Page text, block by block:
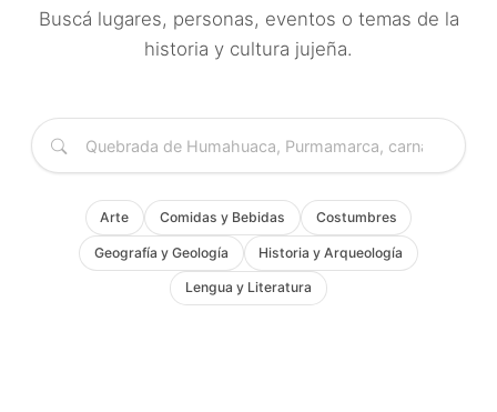
Buscá lugares, personas, eventos o temas de la
historia y cultura jujeña.
Arte Comidas y Bebidas Costumbres
Geografía y Geología Historia y Arqueología
Lengua y Literatura